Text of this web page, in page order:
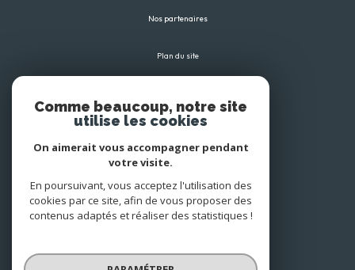
Nos partenaires
Plan du site
Politique RGPD
Cookies
© 2026 | Tous droits réservés
Comme beaucoup, notre site
utilise les cookies
On aimerait vous accompagner pendant
votre visite.
En poursuivant, vous acceptez l'utilisation des
cookies par ce site, afin de vous proposer des
contenus adaptés et réaliser des statistiques !